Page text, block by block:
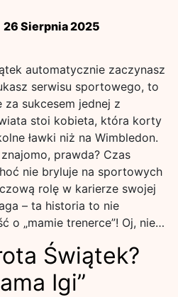
26 Sierpnia 2025
automatycznie zaczynasz
serwisu sportowego, to
sukcesem jednej z
stoi kobieta, która korty
ławki niż na Wimbledon.
prawda? Czas
nie bryluje na sportowych
rolę w karierze swojej
– ta historia to nie
o „mamie trenerce”! Oj, nie…
Świątek?
Igi”